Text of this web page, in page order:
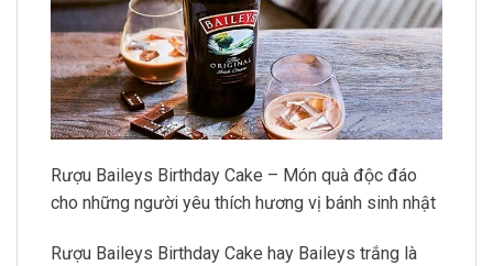
Rượu Baileys Birthday Cake – Món quà độc đáo
cho những người yêu thích hương vị bánh sinh nhật
Rượu Baileys Birthday Cake hay Baileys trắng là